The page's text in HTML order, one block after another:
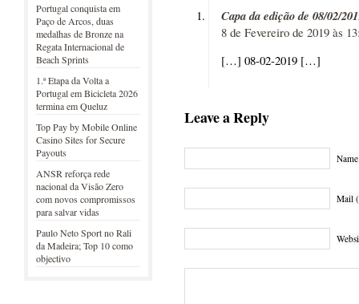
Portugal conquista em
Paço de Arcos, duas
medalhas de Bronze na
Regata Internacional de
Beach Sprints
1.ª Etapa da Volta a
Portugal em Bicicleta 2026
termina em Queluz
Top Pay by Mobile Online
Casino Sites for Secure
Payouts
ANSR reforça rede
nacional da Visão Zero
com novos compromissos
para salvar vidas
Paulo Neto Sport no Rali
da Madeira; Top 10 como
objectivo
Capa da edição de 08/02/
8 de Fevereiro de 2019 às
[…] 08-02-2019 […]
Leave a Reply
Mail